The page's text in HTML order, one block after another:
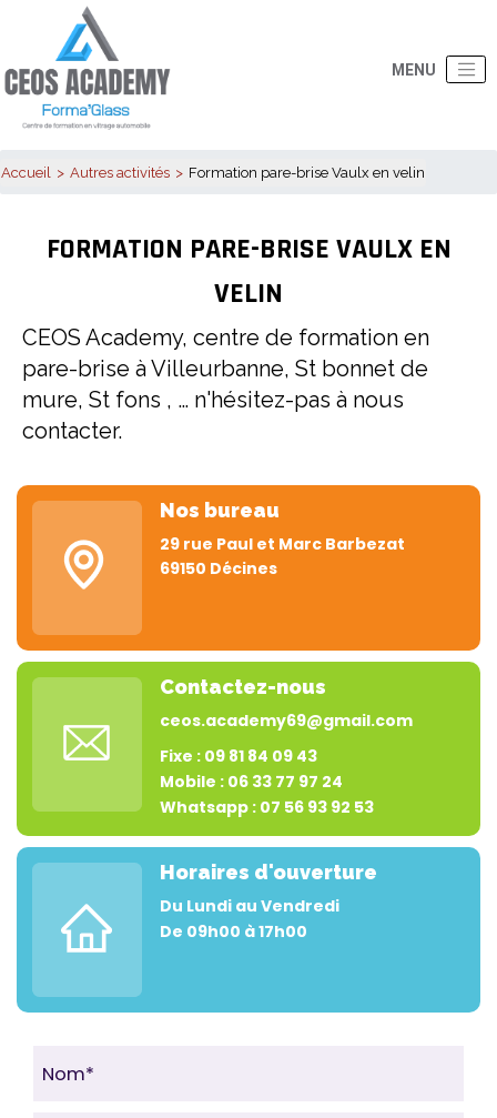
Accueil Autres activités Formation pare-brise Vaulx en velin
FORMATION PARE-BRISE VAULX EN
VELIN
CEOS Academy, centre de formation en
pare-brise à Villeurbanne, St bonnet de
mure, St fons , … n'hésitez-pas à nous
contacter.
Nos bureau
29 rue Paul et Marc Barbezat
69150 Décines
Contactez-nous
ceos.academy69@gmail.com
Fixe : 09 81 84 09 43
Mobile : 06 33 77 97 24
Whatsapp : 07 56 93 92 53
Horaires d'ouverture
Du Lundi au Vendredi
De 09h00 à 17h00